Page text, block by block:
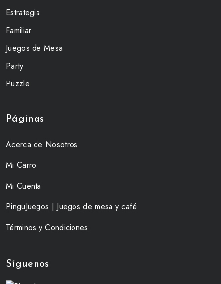
Estrategia
Familiar
Juegos de Mesa
Party
Puzzle
Páginas
Acerca de Nosotros
Mi Carro
Mi Cuenta
PinguJuegos | Juegos de mesa y café
Términos y Condiciones
Síguenos